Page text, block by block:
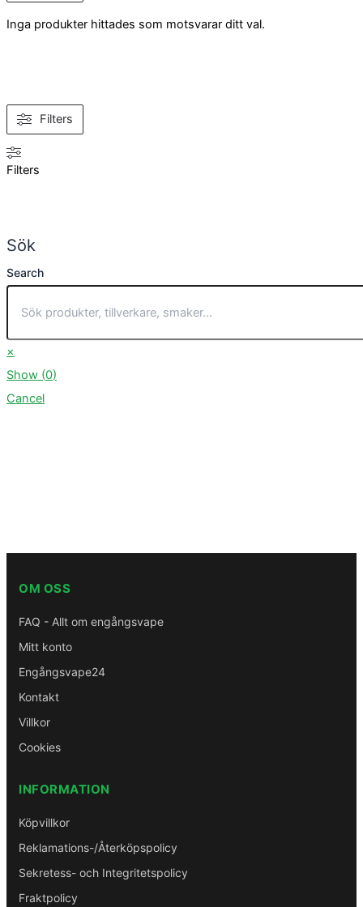
Filters
Filters
Sök
Search
×
Show (0)
Cancel
Inga produkter hittades som motsvarar ditt val.
OM OSS
FAQ - Allt om engångsvape
Mitt konto
Engångsvape24
Kontakt
Villkor
Cookies
INFORMATION
Köpvillkor
Reklamations-/Återköpspolicy
Sekretess- och Integritetspolicy
Fraktpolicy